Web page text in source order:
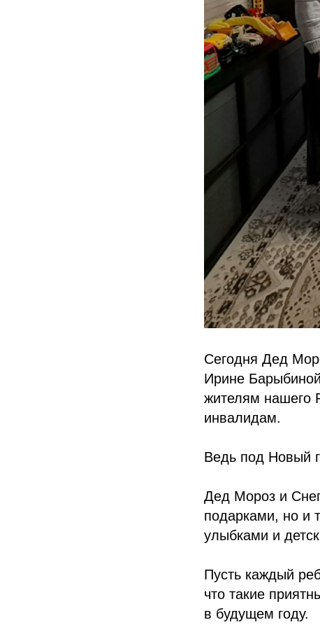
Сегодня Дед
Ирине
жителям нашего
инвалидам.
Ведь под Новый
Дед Мороз и
подарками, но и
улыбками и
Пусть каждый
что такие
в будущем году.